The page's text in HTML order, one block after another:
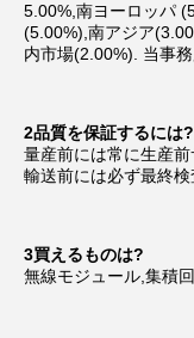
5.00%,南ヨーロッパ
(5.00%),南アジア
内市場(2.00%). 当事
2品質を保証するには?
量産前には常に生産前
輸送前には必ず最終検
3買えるものは?
無線モジュール,集積